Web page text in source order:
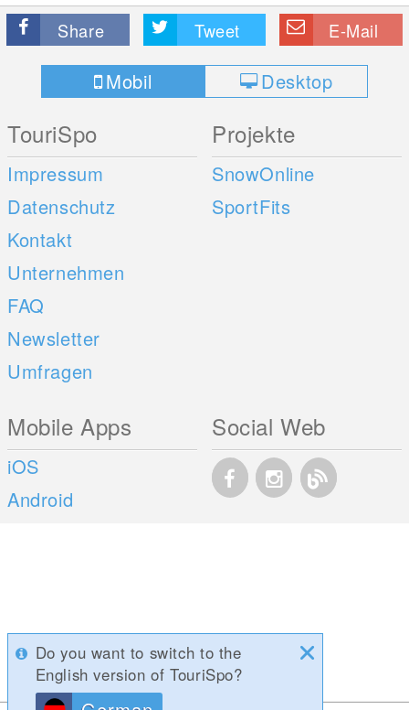
Share Tweet E-Mail
Mobil Desktop
TouriSpo
Impressum
Datenschutz
Kontakt
Unternehmen
FAQ
Newsletter
Umfragen
Projekte
SnowOnline
SportFits
Mobile Apps
iOS
Android
Social Web
Do you want to switch to the
English version of TouriSpo?